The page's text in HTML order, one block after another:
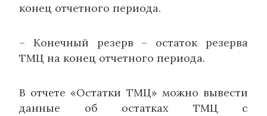
конец отчетного периода.
– Конечный резерв – остаток резерва
ТМЦ на конец отчетного периода.
В отчете «Остатки ТМЦ» можно вывести
данные об остатках ТМЦ с